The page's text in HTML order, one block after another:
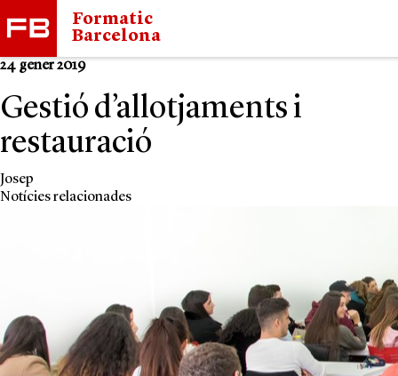
Formatic
Barcelona
24 gener 2019
Gestió d’allotjaments i
restauració
Josep
Notícies relacionades